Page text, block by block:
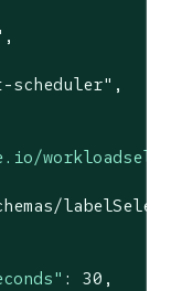
,
scheduler" ,
: 30 ,